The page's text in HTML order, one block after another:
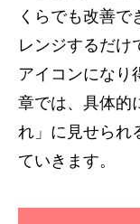
くらでも改善で
レンジするだけ
アイコンになり
章では、具体的
れ」に見せられ
ていきます。